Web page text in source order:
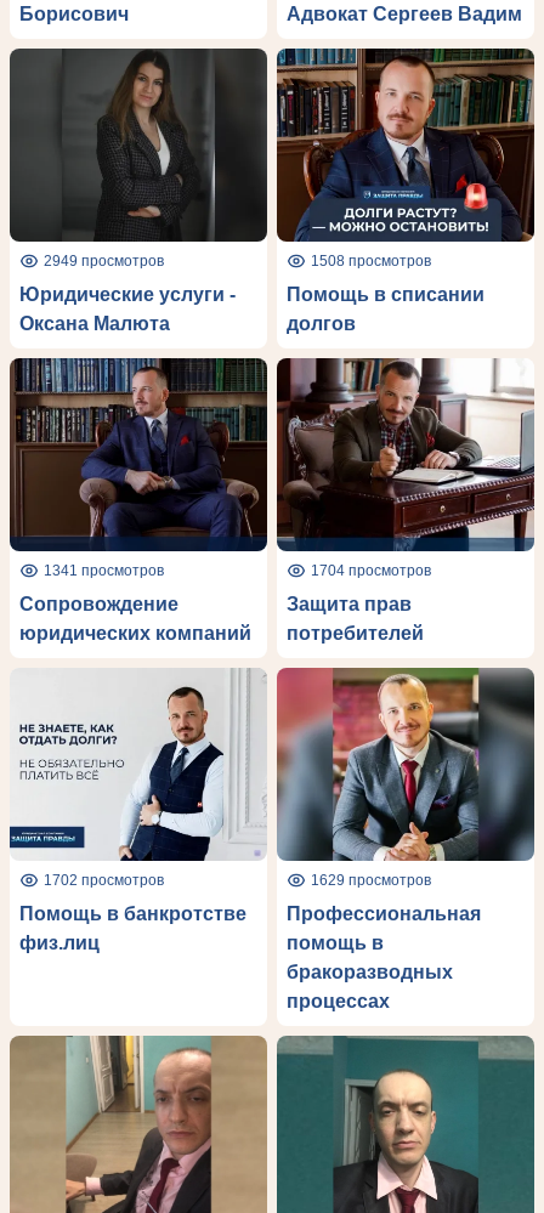
Борисович
Адвокат Сергеев Вадим
2949 просмотров
Юридические услуги -
Оксана Малюта
1508 просмотров
Помощь в списании
долгов
1341 просмотров
Сопровождение
юридических компаний
1704 просмотров
Защита прав
потребителей
1702 просмотров
Помощь в банкротстве
физ.лиц
1629 просмотров
Профессиональная
помощь в
бракоразводных
процессах